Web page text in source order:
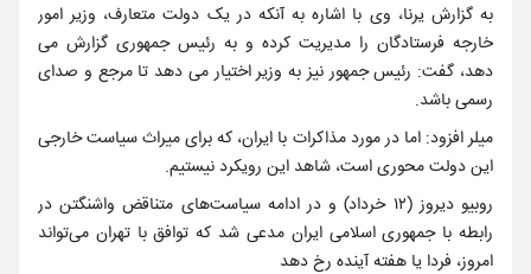
به گزارش یرنا، وی با اشاره به آنکه در یک دولت متعارف، وزیر امور
خارجه فرستادگان را مدیریت کرده و به رئیس جمهوری گزارش می
دهد، گفت: رئیس جمهور نیز به وزیر اختیار می دهد تا مرجع و صدای
رسمی باشد.
میلر افزود: اما در مورد مذاکرات با ایران، که برای میراث سیاست خارجی
این دولت محوری است، شاهد این رویکرد نیستیم.
روبیو دیروز (۱۲ خرداد) و در ادامه سیاست‌های متناقض واشنگتن در
رابطه با جمهوری اسلامی ایران مدعی شد که توافق با تهران می‌تواند
امروز، فردا یا هفته آینده رخ دهد